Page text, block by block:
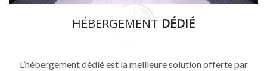
HÉBERGEMENT DÉDIÉ
L’hébergement dédié est la meilleure solution offerte par